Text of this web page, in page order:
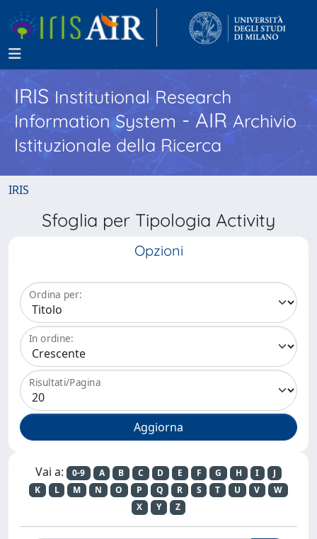
IRISInstitutional Research
Information System - AIR Archivio
Istituzionale della Ricerca
IRIS
Sfoglia per Tipologia Activity
Opzioni
Ordina per:
In ordine:
Risultati/Pagina
Vai a: 0-9 A B C D E F G H I
J
K
L M N O P Q R S T U V
W
X
Y Z